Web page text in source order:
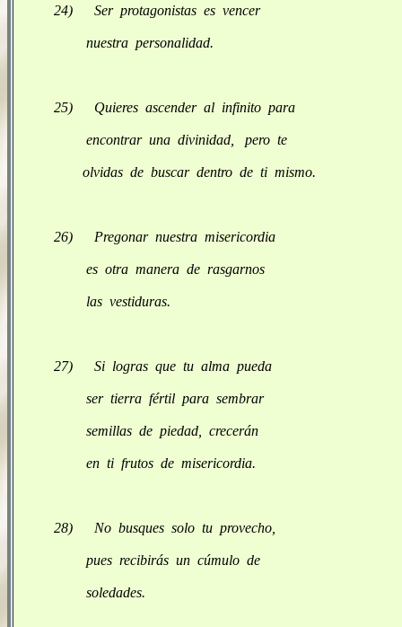
24) Ser protagonistas es vencer
nuestra personalidad.
25) Quieres ascender al infinito para
encontrar una divinidad, pero te
olvidas de buscar dentro de ti mismo.
26) Pregonar nuestra misericordia
es otra manera de rasgarnos
las vestiduras.
27) Si logras que tu alma pueda
ser tierra fértil para sembrar
semillas de piedad, crecerán
en ti frutos de misericordia.
28) No busques solo tu provecho,
pues recibirás un cúmulo de
soledades.